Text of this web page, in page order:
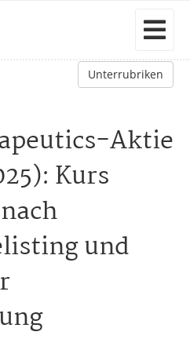
Unterrubriken
Aktie
Kurs
und